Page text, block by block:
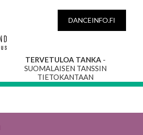
DANCEINFO.FI
TERVETULOA TANKA -
SUOMALAISEN TANSSIN
TIETOKANTAAN